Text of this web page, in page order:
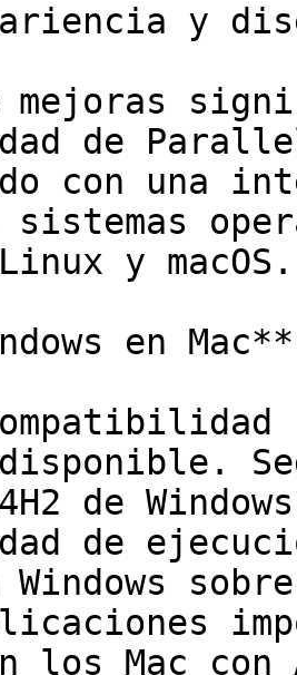
y
mejoras
de
con una
y macOS.
en Mac**
de
de
Windows
los Mac